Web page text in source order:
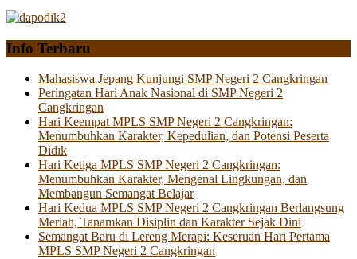
Info Terbaru
Mahasiswa Jepang Kunjungi SMP Negeri 2 Cangkringan
Peringatan Hari Anak Nasional di SMP Negeri 2
Cangkringan
Hari Keempat MPLS SMP Negeri 2 Cangkringan:
Menumbuhkan Karakter, Kepedulian, dan Potensi Peserta
Didik
Hari Ketiga MPLS SMP Negeri 2 Cangkringan:
Menumbuhkan Karakter, Mengenal Lingkungan, dan
Membangun Semangat Belajar
Hari Kedua MPLS SMP Negeri 2 Cangkringan Berlangsung
Meriah, Tanamkan Disiplin dan Karakter Sejak Dini
Semangat Baru di Lereng Merapi: Keseruan Hari Pertama
MPLS SMP Negeri 2 Cangkringan